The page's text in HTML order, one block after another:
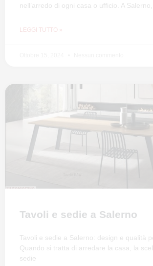
nell’arredo di ogni casa o ufficio. A
LEGGI TUTTO »
Tavoli e sedie a Salerno
Tavoli e sedie a Salerno: design e qualità
Quando si tratta di arredare la casa, la
sedie